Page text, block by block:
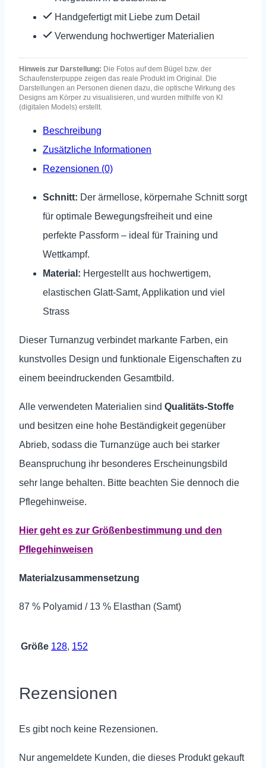
Handgefertigt mit Liebe zum Detail
Verwendung hochwertiger Materialien
Hinweis zur Darstellung: Die Fotos auf dem Bügel bzw. der
Schaufensterpuppe zeigen das reale Produkt im Original. Die
Darstellungen an Personen dienen dazu, die optische Wirkung des
Designs am Körper zu visualisieren, und wurden mithilfe von KI
(digitalen Models) erstellt.
Beschreibung
Zusätzliche Informationen
Rezensionen (0)
Schnitt: Der ärmellose, körpernahe Schnitt sorgt
für optimale Bewegungsfreiheit und eine
perfekte Passform – ideal für Training und
Wettkampf.
Material: Hergestellt aus hochwertigem,
elastischen Glatt-Samt, Applikation und viel
Strass
Dieser Turnanzug verbindet markante Farben, ein
kunstvolles Design und funktionale Eigenschaften zu
einem beeindruckenden Gesamtbild.
Alle verwendeten Materialien sind Qualitäts-Stoffe
und besitzen eine hohe Beständigkeit gegenüber
Abrieb, sodass die Turnanzüge auch bei starker
Beanspruchung ihr besonderes Erscheinungsbild
sehr lange behalten. Bitte beachten Sie dennoch die
Pflegehinweise.
Hier geht es zur Größenbestimmung und den
Pflegehinweisen
Materialzusammensetzung
87 % Polyamid / 13 % Elasthan (Samt)
Größe 128, 152
Rezensionen
Es gibt noch keine Rezensionen.
Nur angemeldete Kunden, die dieses Produkt gekauft